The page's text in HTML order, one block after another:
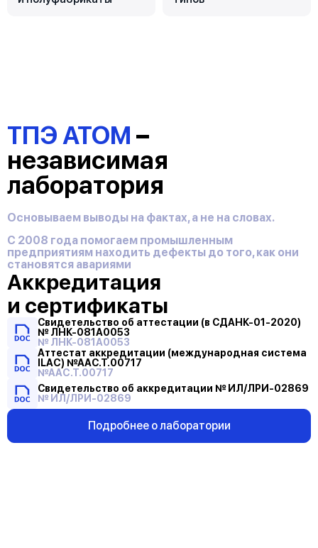
ТПЭ АТОМ –
независимая
лаборатория
Основываем выводы на фактах, а не на словах.
С 2008 года помогаем промышленным
предприятиям находить дефекты до того, как они
становятся авариями
Аккредитация
и сертификаты
Свидетельство
об
аттестации
(в
СДАНК-01-
2020)
№
ЛНК-081А0053
Свидетельство об аттестации (в СДАНК-01-2020)
№ ЛНК-081А0053
№ ЛНК-081А0053
Аттестат
аккредитации
(международная
система
ILAC)
Аттестат аккредитации (международная система
ILAC) №ААС.Т.00717
№AAC.T.00717
Свидетельство
об
аккредитации
ИЛ/
Свидетельство об аккредитации № ИЛ/ЛРИ-02869
№ ИЛ/ЛРИ-02869
Подробнее о лаборатории